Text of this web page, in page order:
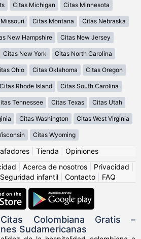
Citas Michigan Citas Minnesota
Citas Montana Citas Nebraska
New Hampshire Citas New Jersey
Citas New York Citas North Carolina
Ohio Citas Oklahoma Citas Oregon
Citas Rhode Island Citas South Carolina
Tennessee Citas Texas Citas Utah
Citas Washington Citas West Virginia
Citas Wyoming
Tienda
Opiniones
Acerca de nosotros Privacidad
Seguridad infantil Contacto FAQ
Colombiana Gratis –
Sudamericanas